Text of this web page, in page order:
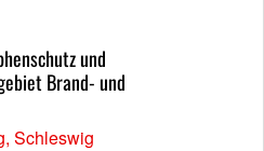
und
Brand- und
Schleswig